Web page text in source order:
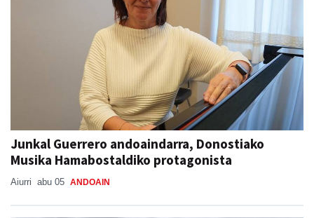
Junkal Guerrero andoaindarra, Donostiako
Musika Hamabostaldiko protagonista
Aiurri abu 05 ANDOAIN